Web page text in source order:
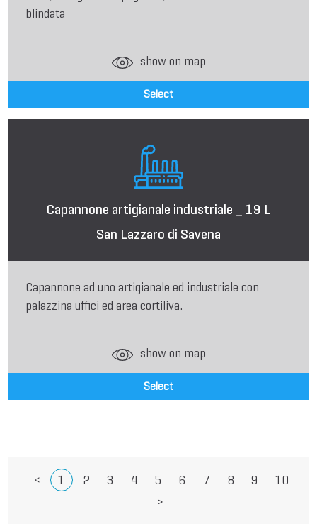
blindata
show on map
Select
Capannone artigianale industriale _ 19 L
San Lazzaro di Savena
Capannone ad uno artigianale ed industriale con
palazzina uffici ed area cortiliva.
show on map
Select
< 1 2 3 4 5 6 7 8 9
10
>